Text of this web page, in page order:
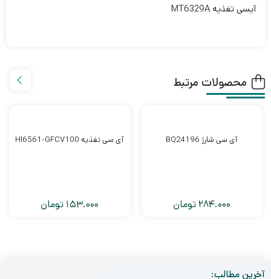
آیسی تغذیه MT6329A
محصولات مرتبط
آی سی شارژ BQ24196
284.000 تومان
آی سی تغذیه HI6561-GFCV100
153.000 تومان
آخرین مطالب: